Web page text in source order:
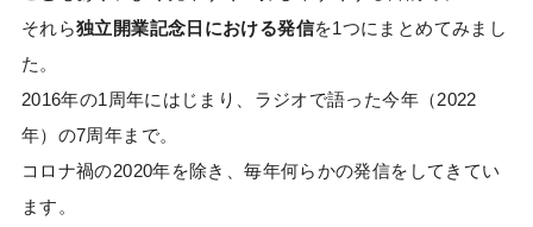
それら独立開業記念日における発信を1つにまとめてみまし
た。
2016年の1周年にはじまり、ラジオで語った今年（2022
年）の7周年まで。
コロナ禍の2020年を除き、毎年何らかの発信をしてきてい
ます。